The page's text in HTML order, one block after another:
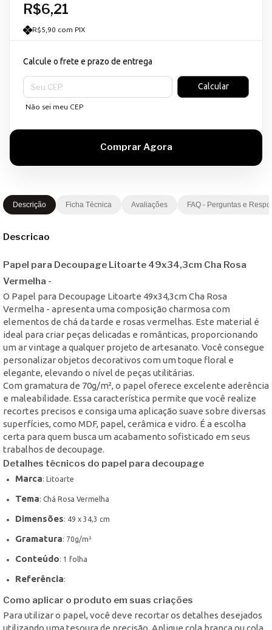
R$6,21
R$5,90 com PIX
Calcule o frete e prazo de entrega
Entregas para o CEP:
Calcular
Não sei meu CEP
Descrição Ficha Técnica Avaliações FAQ - Perguntas e
Descricao
Papel para Decoupage Litoarte 49x34,3cm Cha Rosa
Vermelha -
O Papel para Decoupage Litoarte 49x34,3cm Cha Rosa
Vermelha - apresenta uma composição charmosa com
elementos de chá da tarde e rosas vermelhas. Este material é
ideal para criar peças delicadas e românticas, proporcionando
um ar vintage a qualquer projeto de artesanato. Você consegue
personalizar objetos decorativos com um toque floral e
elegante, elevando o nível de peças utilitárias.
Com gramatura de 70g/m², o papel oferece excelente aderência
e maleabilidade. Essa característica permite que você realize
recortes precisos e consiga uma aplicação suave sobre diversas
superfícies, como MDF, papel, cerâmica e vidro. É a escolha
certa para quem busca um acabamento sofisticado em seus
trabalhos de decoupage.
Detalhes técnicos do papel para decoupage
Marca: Litoarte
Tema: Chá Rosa Vermelha
Dimensões: 49 x 34,3 cm
Gramatura: 70g/m²
Conteúdo: 1 folha
Referência:
Como aplicar o produto em suas criações
Para utilizar o papel, você deve recortar os detalhes desejados
utilizando uma tesoura de precisão. Aplique cola branca ou cola